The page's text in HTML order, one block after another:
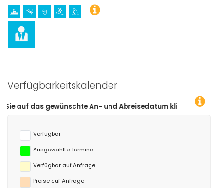
Verfügbarkeitskalender
An- und Abreisedatum klicken!
Verfügbar
Ausgewählte Termine
Verfügbar auf Anfrage
Preise auf Anfrage